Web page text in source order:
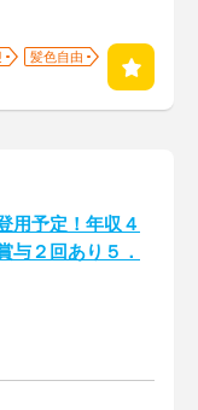
髪色自由
用予定！年収４
与２回あり５．